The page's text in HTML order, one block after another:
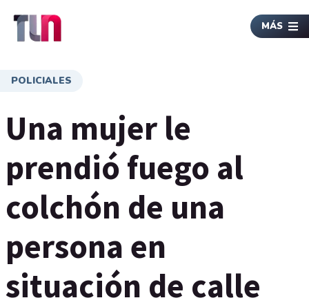
MÁS
POLICIALES
Una mujer le
prendió fuego al
colchón de una
persona en
situación de calle